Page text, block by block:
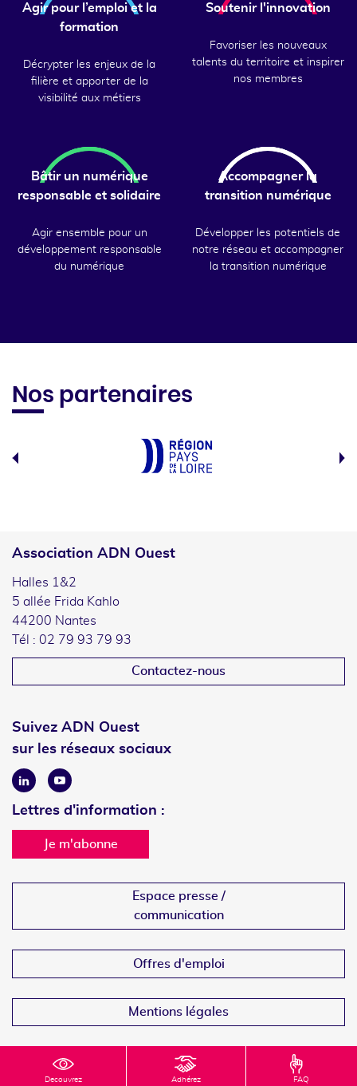
Decouvrez Adhérez FAQ
Agir pour l’emploi et la
formation
Décrypter les enjeux de la
filière et apporter de la
visibilité aux métiers
Soutenir l'innovation
Favoriser les nouveaux
talents du territoire et inspirer
nos membres
Bâtir un numérique
responsable et solidaire
Agir ensemble pour un
développement responsable
du numérique
Accompagner la
transition numérique
Développer les potentiels de
notre réseau et accompagner
la transition numérique
Nos partenaires
Association ADN Ouest
Halles 1&2
5 allée Frida Kahlo
44200 Nantes
Tél : 02 79 93 79 93
Contactez-nous
Suivez ADN Ouest
sur les réseaux sociaux
LinkedinYoutube
Lettres d'information :
Je m'abonne
Espace presse /
communication
Offres d'emploi
Mentions légales